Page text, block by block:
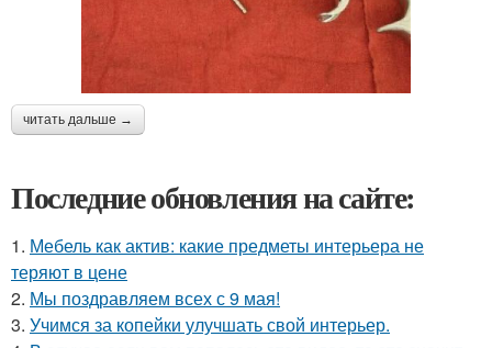
читать дальше →
Последние обновления на сайте:
1. Мебель как актив: какие предметы интерьера не
теряют в цене
2. Мы поздравляем всех с 9 мая!
3. Учимся за копейки улучшать свой интерьер.